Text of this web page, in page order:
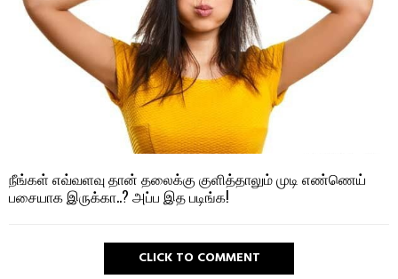
நீங்கள் எவ்வளவு தான் தலைக்கு குளித்தாலும் முடி எண்ணெய்
பசையாக இருக்கா..? அப்ப இத படிங்க!
CLICK TO COMMENT